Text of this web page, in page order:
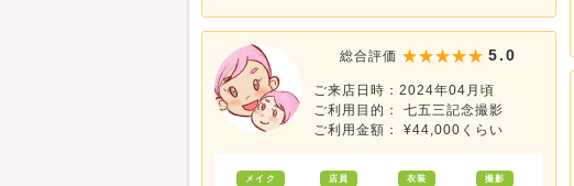
総合評価 5.0
ご来店日時：2024年04月頃
ご利用目的： 七五三記念撮影
ご利用金額： ¥44,000くらい
メイク 店員 衣装 撮影